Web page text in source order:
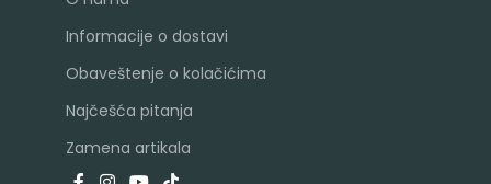
Informacije o dostavi
Obaveštenje o kolačićima
Najčešća pitanja
Zamena artikala